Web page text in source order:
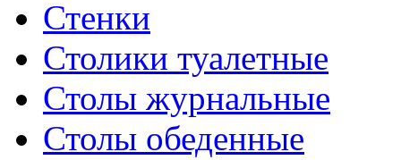
Стенки
Столики туалетные
Столы журнальные
Столы обеденные